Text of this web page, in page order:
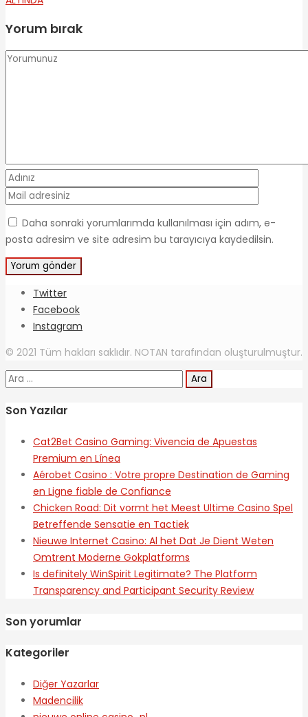
Yorum bırak
Daha sonraki yorumlarımda kullanılması için adım, e-
posta adresim ve site adresim bu tarayıcıya kaydedilsin.
Twitter
Facebook
Instagram
© 2021 Tüm hakları saklıdır. NOTAN tarafından oluşturulmuştur.
Arama:
Son Yazılar
Cat2Bet Casino Gaming: Vivencia de Apuestas
Premium en Línea
Aérobet Casino : Votre propre Destination de Gaming
en Ligne fiable de Confiance
Chicken Road: Dit vormt het Meest Ultime Casino Spel
Betreffende Sensatie en Tactiek
Nieuwe Internet Casino: Al het Dat Je Dient Weten
Omtrent Moderne Gokplatforms
Is definitely WinSpirit Legitimate? The Platform
Transparency and Participant Security Review
Son yorumlar
Kategoriler
Diğer Yazarlar
Madencilik